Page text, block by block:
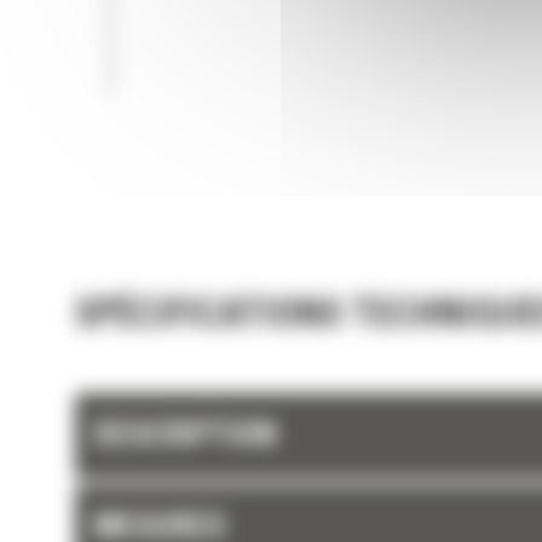
SPÉCIFICATIONS
DESCRIPTION
MESURES